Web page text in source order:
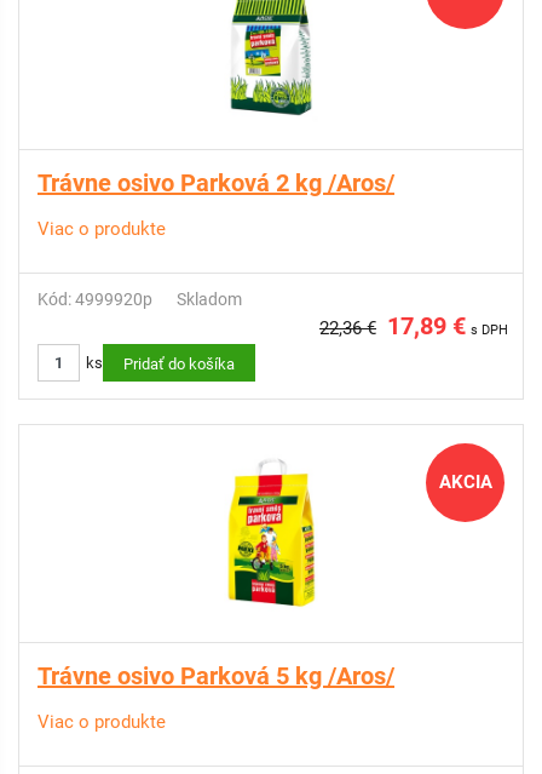
Trávne osivo Parková 2 kg /Aros/
Viac o produkte
Kód: 4999920p Skladom
22,36 € 17,89 € s DPH
ks Pridať do košíka
AKCIA
Trávne osivo Parková 5 kg /Aros/
Viac o produkte